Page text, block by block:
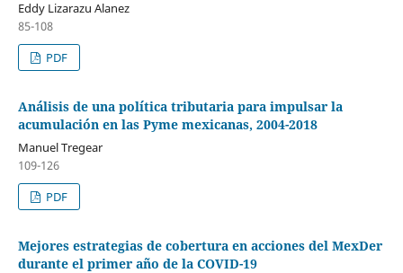
Eddy Lizarazu Alanez
85-108
PDF
Análisis de una política tributaria para impulsar la
acumulación en las Pyme mexicanas, 2004-2018
Manuel Tregear
109-126
PDF
Mejores estrategias de cobertura en acciones del MexDer
durante el primer año de la COVID-19